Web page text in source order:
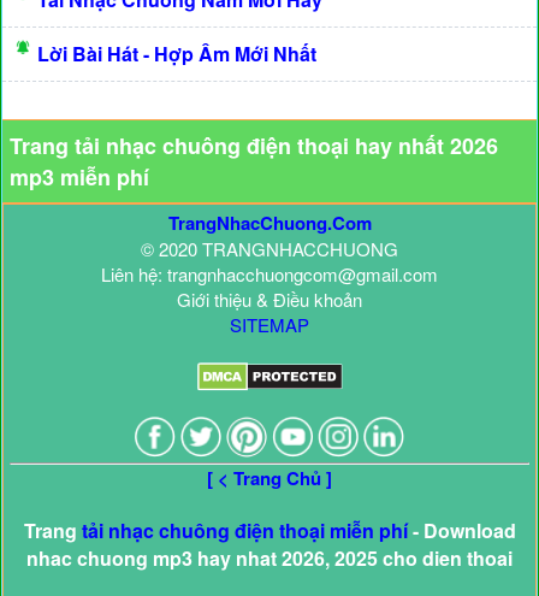
Lời Bài Hát - Hợp Âm Mới Nhất
Trang tải nhạc chuông điện thoại hay nhất 2026
mp3 miễn phí
TrangNhacChuong.Com
© 2020 TRANGNHACCHUONG
Liên hệ: trangnhacchuongcom@gmail.com
Giới thiệu & Điều khoản
SITEMAP
[ < Trang Chủ ]
Trang tải nhạc chuông điện thoại miễn phí- Download
nhac chuong mp3 hay nhat 2026, 2025 cho dien thoai